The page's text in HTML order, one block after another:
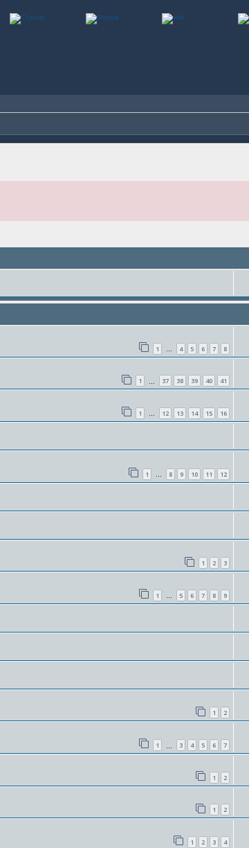
1 … 4 5 6 7 8
1 37 38 39 40 41
1 … 12 13 14 15 16
1 … 8 9 10 11 12
1 2 3
1 … 5 6 7 8 9
1 2
1 3 4 5 6 7
1 2
1 2
1 2 3 4